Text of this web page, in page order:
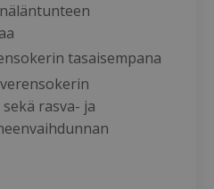
tasaisempana
rasva- ja